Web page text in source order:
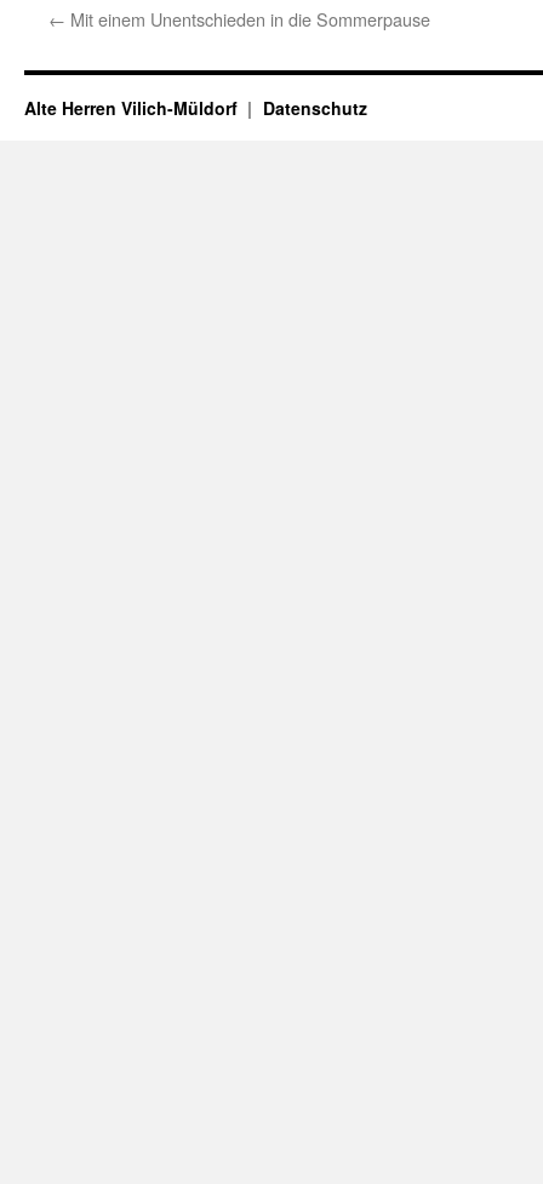
← Mit einem Unentschieden in die Sommerpause
Alte Herren Vilich-Müldorf Datenschutz